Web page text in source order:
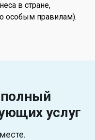
в стране,
особым правилам).
услуг